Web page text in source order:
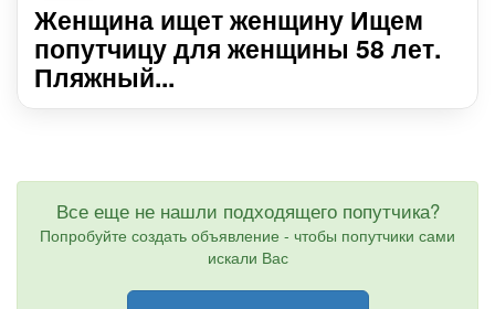
Женщина ищет женщину Ищем
попутчицу для женщины 58 лет.
Пляжный...
Все еще не нашли подходящего попутчика?
Попробуйте создать объявление - чтобы попутчики сами
искали Вас